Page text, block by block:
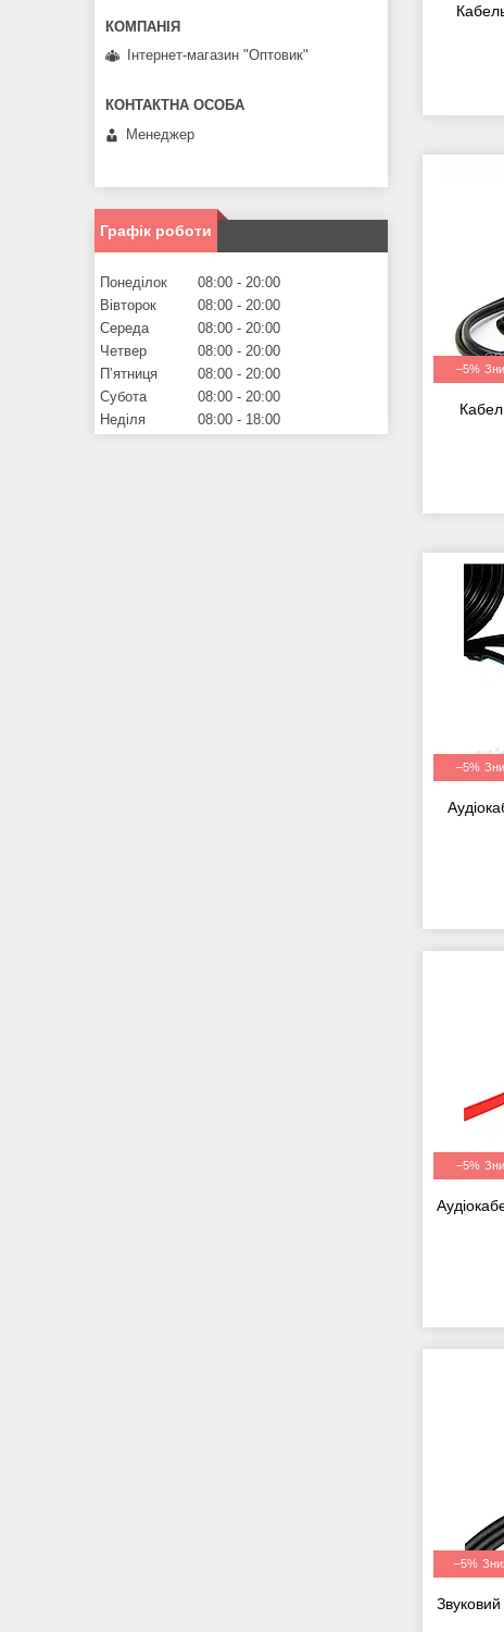
–5%
–5%
–5%
–5%
Інтернет-магазин "Оптовик"
Менеджер
Графік роботи
Понеділок 08:00
20:00
Вівторок
08:00
20:00
Середа
08:00
20:00
Четвер
08:00
20:00
Пʼятниця
08:00
20:00
Субота
08:00
20:00
Неділя
08:00 18:00